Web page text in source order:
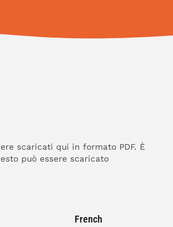
scaricati qui in formato PDF. È
può essere scaricato
French